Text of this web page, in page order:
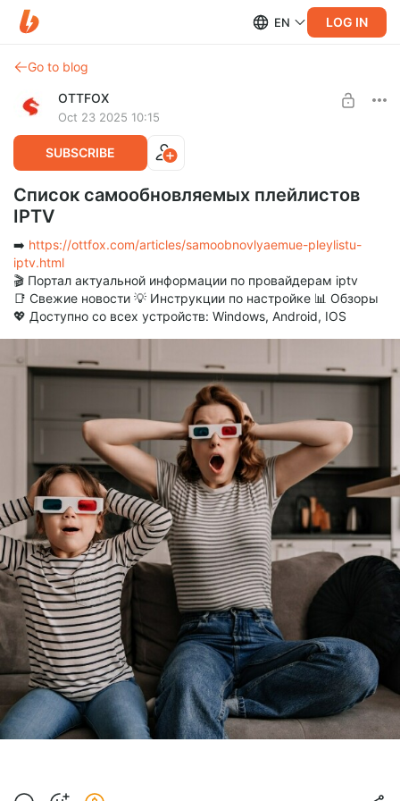
EN LOG IN
Go to blog
OTTFOX
Oct 23 2025 10:15
SUBSCRIBE
Список самообновляемых плейлистов
IPTV
➡️ https://ottfox.com/articles/samoobnovlyaemue-pleylistu-
iptv.html
🎬 Портал актуальной информации по провайдерам iptv
📑 Свежие новости 💡 Инструкции по настройке 📊 Обзоры
💖 Доступно со всех устройств: Windows, Android, IOS